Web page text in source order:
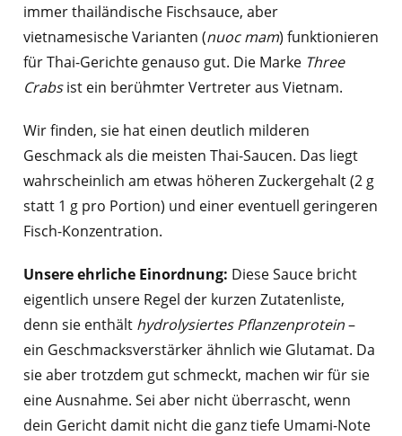
immer thailändische Fischsauce, aber
vietnamesische Varianten (nuoc mam) funktionieren
für Thai-Gerichte genauso gut. Die Marke Three
Crabsist ein berühmter Vertreter aus Vietnam.
Wir finden, sie hat einen deutlich milderen
Geschmack als die meisten Thai-Saucen. Das liegt
wahrscheinlich am etwas höheren Zuckergehalt (2 g
statt 1 g pro Portion) und einer eventuell geringeren
Fisch-Konzentration.
Unsere ehrliche Einordnung: Diese Sauce bricht
eigentlich unsere Regel der kurzen Zutatenliste,
denn sie enthält hydrolysiertes Pflanzenprotein–
ein Geschmacksverstärker ähnlich wie Glutamat. Da
sie aber trotzdem gut schmeckt, machen wir für sie
eine Ausnahme. Sei aber nicht überrascht, wenn
dein Gericht damit nicht die ganz tiefe Umami-Note